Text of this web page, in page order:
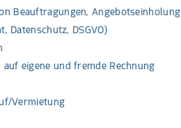
Beauftragungen, Angebotseinholung
Datenschutz, DSGVO)
eigene und fremde Rechnung
Vermietung